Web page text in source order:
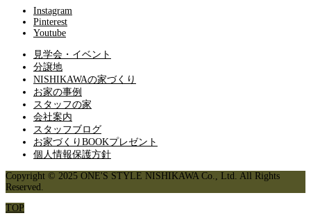
Instagram
Pinterest
Youtube
見学会・イベント
分譲地
NISHIKAWAの家づくり
お家の事例
スタッフの家
会社案内
スタッフブログ
お家づくりBOOKプレゼント
個人情報保護方針
Copyright © 2025 ONE'S STYLE NISHIKAWA Co., Ltd. All Rights
Reserved.
TOP